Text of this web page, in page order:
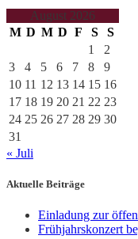
August 2026
M D M D F S
S
1
2
3
4 5 6 7 8
9
10 11 12 13 14 15 16
17 18 19 20 21 22 23
24 25 26 27 28 29 30
31
« Juli
Aktuelle Beiträge
Einladung zur
Frühjahrskonzert